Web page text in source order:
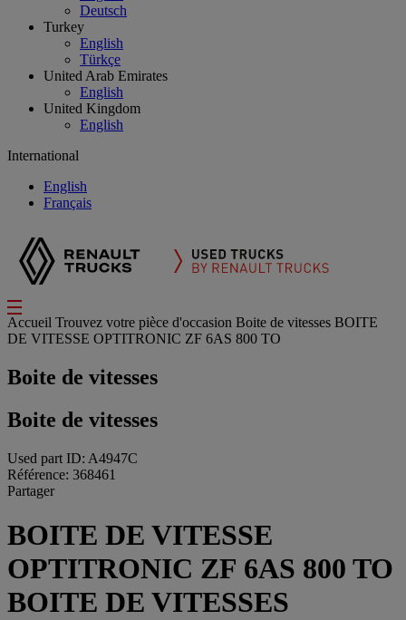
Deutsch
Turkey
English
Türkçe
United Arab Emirates
English
United Kingdom
English
International
English
Français
Accueil Trouvez votre pièce d'occasion Boite de vitesses BOITE
DE VITESSE OPTITRONIC ZF 6AS 800 TO
Boite de vitesses
Boite de vitesses
Used part ID: A4947C
Référence: 368461
Partager
BOITE DE VITESSE
OPTITRONIC ZF 6AS 800 TO
BOITE DE VITESSES